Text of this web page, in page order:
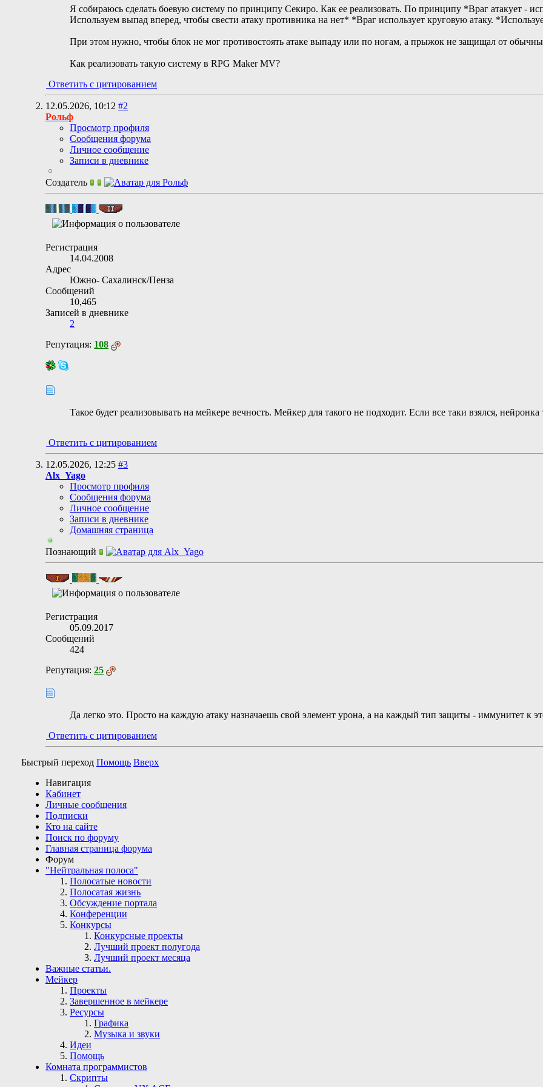
Я собираюсь сделать боевую систему по принципу Секиро. Как ее реализовать. По принципу *Враг атакует -
Используем выпад вперед, чтобы свести атаку противника на нет* *Враг использует круговую атаку.
При этом нужно, чтобы блок не мог противостоять атаке выпаду или по ногам, а прыжок не защищал от
Как реализовать такую систему в RPG Maker MV?
Ответить с цитированием
12.05.2026, 10:12 #2
Рольф
Просмотр профиля
Сообщения форума
Личное сообщение
Записи в дневнике
Создатель
Регистрация
14.04.2008
Адрес
Южно- Сахалинск/Пенза
Сообщений
10,465
Записей в дневнике
2
Репутация: 108
Такое будет реализовывать на мейкере вечность. Мейкер для такого не подходит. Если все таки взялся,
Ответить с цитированием
12.05.2026, 12:25 #3
Alx_Yago
Просмотр профиля
Сообщения форума
Личное сообщение
Записи в дневнике
Домашняя страница
Познающий
Регистрация
05.09.2017
Сообщений
424
Репутация: 25
Да легко это. Просто на каждую атаку назначаешь свой элемент урона, а на каждый тип защиты - иммунитет к
Ответить с цитированием
Быстрый переход Помощь Вверх
Навигация
Кабинет
Личные сообщения
Подписки
Кто на сайте
Поиск по форуму
Главная страница форума
Форум
"Нейтральная полоса"
Полосатые новости
Полосатая жизнь
Обсуждение портала
Конференции
Конкурсы
Конкурсные проекты
Лучший проект полугода
Лучший проект месяца
Важные статьи.
Мейкер
Проекты
Завершенное в мейкере
Ресурсы
Графика
Музыка и звуки
Идеи
Помощь
Комната программистов
Скрипты